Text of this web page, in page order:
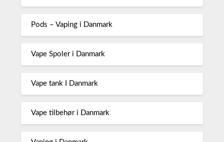
Pods – Vaping i Danmark
Vape Spoler i Danmark
Vape tank I Danmark
Vape tilbehør i Danmark